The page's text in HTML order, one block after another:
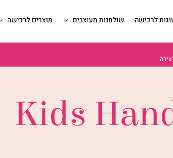
לרכישה שולחנות מעוצבים מוצרים לרכישה
Kids